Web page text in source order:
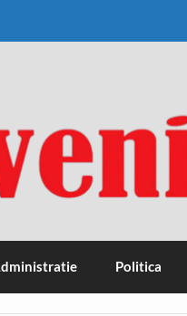
Valcean
Politica